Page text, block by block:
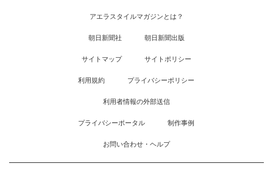
アエラスタイルマガジンとは？
朝日新聞社 朝日新聞出版
サイトマップ サイトポリシー
利用規約 プライバシーポリシー
利用者情報の外部送信
プライバシーポータル 制作事例
お問い合わせ・ヘルプ